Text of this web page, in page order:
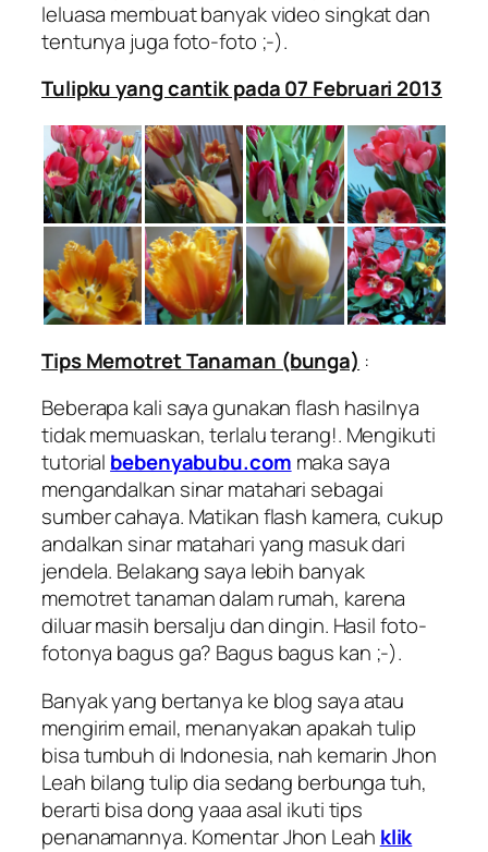
leluasa membuat banyak video singkat dan
tentunya juga foto-foto ;-).
Tulipku yang cantik pada 07 Februari 2013
Tips Memotret Tanaman (bunga) :
Beberapa kali saya gunakan flash hasilnya
tidak memuaskan, terlalu terang!. Mengikuti
tutorial bebenyabubu.com maka saya
mengandalkan sinar matahari sebagai
sumber cahaya. Matikan flash kamera, cukup
andalkan sinar matahari yang masuk dari
jendela. Belakang saya lebih banyak
memotret tanaman dalam rumah, karena
diluar masih bersalju dan dingin. Hasil foto-
fotonya bagus ga? Bagus bagus kan ;-).
Banyak yang bertanya ke blog saya atau
mengirim email, menanyakanapakah tulip
bisa tumbuh di Indonesia, nah kemarin Jhon
Leah bilang tulip dia sedang berbunga tuh,
berarti bisa dong yaaa asal ikuti tips
penanamannya. Komentar Jhon Leah klik